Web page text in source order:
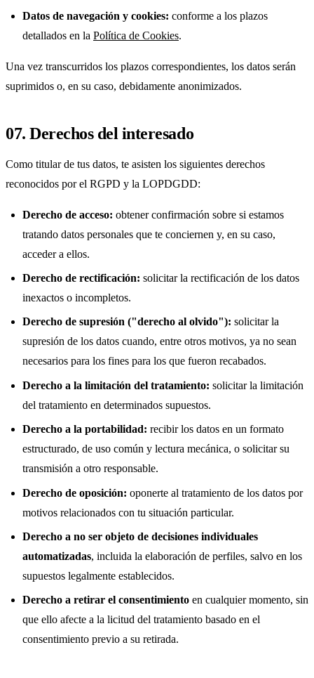
Datos de navegación y cookies: conforme a los plazos
detallados en la Política de Cookies.
Una vez transcurridos los plazos correspondientes, los datos serán
suprimidos o, en su caso, debidamente anonimizados.
07. Derechos del interesado
Como titular de tus datos, te asisten los siguientes derechos
reconocidos por el RGPD y la LOPDGDD:
Derecho de acceso: obtener confirmación sobre si estamos
tratando datos personales que te conciernen y, en su caso,
acceder a ellos.
Derecho de rectificación: solicitar la rectificación de los datos
inexactos o incompletos.
Derecho de supresión ("derecho al olvido"): solicitar la
supresión de los datos cuando, entre otros motivos, ya no sean
necesarios para los fines para los que fueron recabados.
Derecho a la limitación del tratamiento: solicitar la limitación
del tratamiento en determinados supuestos.
Derecho a la portabilidad: recibir los datos en un formato
estructurado, de uso común y lectura mecánica, o solicitar su
transmisión a otro responsable.
Derecho de oposición: oponerte al tratamiento de los datos por
motivos relacionados con tu situación particular.
Derecho a no ser objeto de decisiones individuales
automatizadas, incluida la elaboración de perfiles, salvo en los
supuestos legalmente establecidos.
Derecho a retirar el consentimiento en cualquier momento, sin
que ello afecte a la licitud del tratamiento basado en el
consentimiento previo a su retirada.